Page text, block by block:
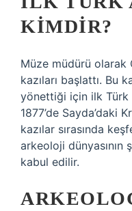
KIMDIR?
Müze müdürü olarak
kazıları başlattı. Bu
yönettiği için ilk
1877’de Sayda’daki
kazılar sırasında
arkeoloji dünyasının
kabul edilir.